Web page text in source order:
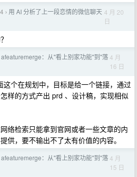
› 用 AI 分析了上一段恋情的微信聊天 4 月 20
日
afeaturemerge：从"看上别家功能"到"落4 月
16 日
这个在规划中，目标是给一个链接，通过
样的方式产出 prd 、设计稿，实现相似
络检索只能拿到官网或者一些文章的内
供，要不输出不了太有价值的内容。
afeaturemerge：从"看上别家功能"到"落4 月
15 日